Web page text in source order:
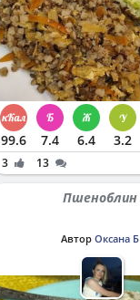
99.6 7.4 6.4 3.2
3 13
Пшеноблин
Автор Оксана Б